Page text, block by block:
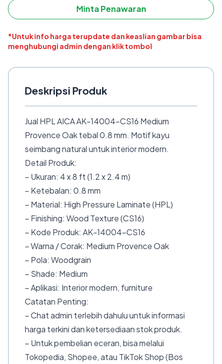
Minta Penawaran
*Untuk info harga terupdate dan keaslian gambar bisa
menghubungi admin dengan klik tombol
Deskripsi Produk
Jual HPL AICA AK-14004-CS16 Medium
Provence Oak tebal 0.8 mm. Motif kayu
seimbang natural untuk interior modern.
Detail Produk:
– Ukuran: 4 x 8 ft (1.2 x 2.4 m)
– Ketebalan: 0.8 mm
– Material: High Pressure Laminate (HPL)
– Finishing: Wood Texture (CS16)
– Kode Produk: AK-14004-CS16
– Warna / Corak: Medium Provence Oak
– Pola: Woodgrain
– Shade: Medium
– Aplikasi: Interior modern, furniture
Catatan Penting:
– Chat admin terlebih dahulu untuk informasi
harga terkini dan ketersediaan stok produk.
– Untuk pembelian eceran, bisa melalui
Tokopedia, Shopee, atau TikTok Shop (Bos